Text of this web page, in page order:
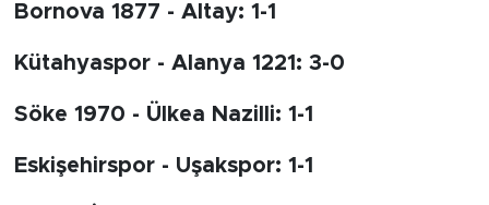
Bornova 1877 - Altay: 1-1
Kütahyaspor - Alanya 1221: 3-0
Söke 1970 - Ülkea Nazilli: 1-1
Eskişehirspor - Uşakspor: 1-1